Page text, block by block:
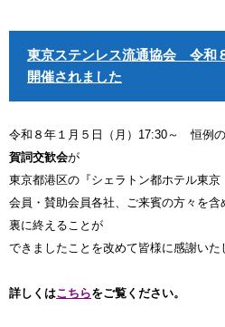
東京ステンレス流通協会 令和
開催されました
令和８年１月５日（月）17:30～ 恒例の
賀詞交歓会が
東京都港区の『シェラトン都ホテル東
会員・賛助会員各社、ご来賓の方々を
裏に終えることが
できましたことを改めて皆様に感謝いた
詳しくはこちらをご覧ください。